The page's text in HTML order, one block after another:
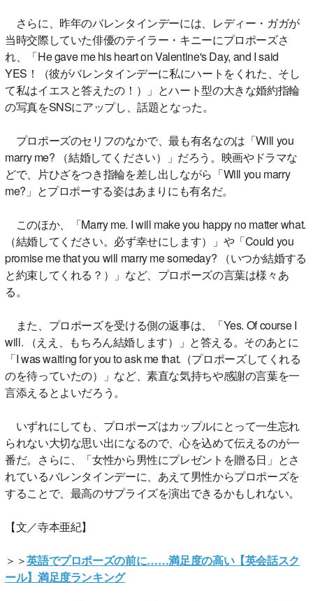
さらに、昨年のバレンタインデーには、レディー・ガガが
当時交際していた俳優のテイラー・キニーにプロポーズさ
れ、「He gave me his heart on Valentine's Day, and I said
YES！（彼がバレンタインデーに私にハートをくれた、そし
て私はイエスと答えたの！）」とハート型の大きな婚約指輪
の写真をSNSにアップし、話題となった。
プロポーズのセリフのなかで、最も有名なのは「Will you
marry me? （結婚してください）」だろう。映画やドラマな
どで、片ひざをつき指輪を差し出しながら「Will you marry
me?」とプロポーする姿はあまりにも有名だ。
このほか、「Marry me. I will make you happy no matter what.
（結婚してください。必ず幸せにします）」や「Could you
promise me that you will marry me someday? （いつか結婚する
と約束してくれる？）」など、プロポーズの言葉は様々あ
る。
また、プロポーズを受ける側の返事は、「Yes. Of course I
will. （ええ、もちろん結婚します）」と答える。そのあとに
「I was waiting for you to ask me that.（プロポーズしてくれる
のを待っていたの）」など、素直な気持ちや感謝の言葉を一
言添えるとよいだろう。
いずれにしても、プロポーズはカップルにとって一生忘れ
られない大切な思い出になるので、心を込めて伝えるのが一
番だ。さらに、「女性から男性にプレゼントを贈る日」とさ
れているバレンタインデーに、あえて男性からプロポーズを
することで、最高のサプライズを演出できるかもしれない。
【文／寺本亜紀】
＞＞英語でプロポーズの前に……満足度の高い【英会話スク
ール】満足度ランキング